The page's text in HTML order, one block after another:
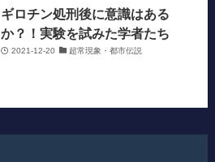
ギロチン処刑後に意識はある
か？！実験を試みた学者たち
2021-12-20 超常現象・都市伝説